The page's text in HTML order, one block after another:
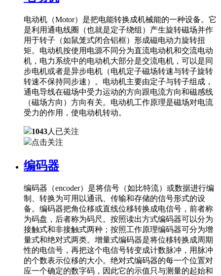
电动机（Motor）是把电能转换成机械能的一种设备。它
是利用通电线圈（也就是定子绕组）产生旋转磁场并作
用于转子（如鼠笼式闭合铝框）形成磁电动力旋转扭
矩。电动机按使用电源不同分为直流电动机和交流电动
机，电力系统中的电动机大部分是交流电机，可以是同
步电机或者是异步电机（电机定子磁场转速与转子旋转
转速不保持同步速）。电动机主要由定子与转子组成，
通电导线在磁场中受力运动的方向跟电流方向和磁感线
（磁场方向）方向有关。电动机工作原理是磁场对电流
受力的作用，使电动机转动。
1043人已关注
点击关注
编码器
编码器（encoder）是将信号（如比特流）或数据进行编
制、转换为可用以通讯、传输和存储的信号形式的设
备。编码器把角位移或直线位移转换成电信号，前者称
为码盘，后者称为码尺。按照读出方式编码器可以分为
接触式和非接触式两种；按照工作原理编码器可分为增
量式和绝对式两类。增量式编码器是将位移转换成周期
性的电信号，再把这个电信号转变成计数脉冲，用脉冲
的个数表示位移的大小。绝对式编码器的每一个位置对
应一个确定的数字码，因此它的示值只与测量的起始和